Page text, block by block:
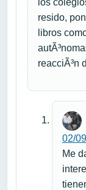
resido,
libros
reacciÃ³n
02/
Me